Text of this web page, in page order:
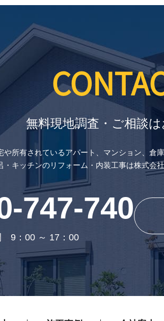
無料現地調査・ご相談は
や所有されているアパート、マンション、倉
・キッチンのリフォーム・内装工事は株式会
747-740
9：00 ～ 17：00